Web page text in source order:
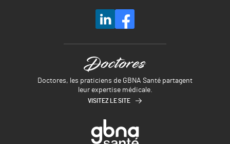
Doctores, les praticiens de GBNA Santé partagent
leur expertise médicale.
VISITEZ LE SITE